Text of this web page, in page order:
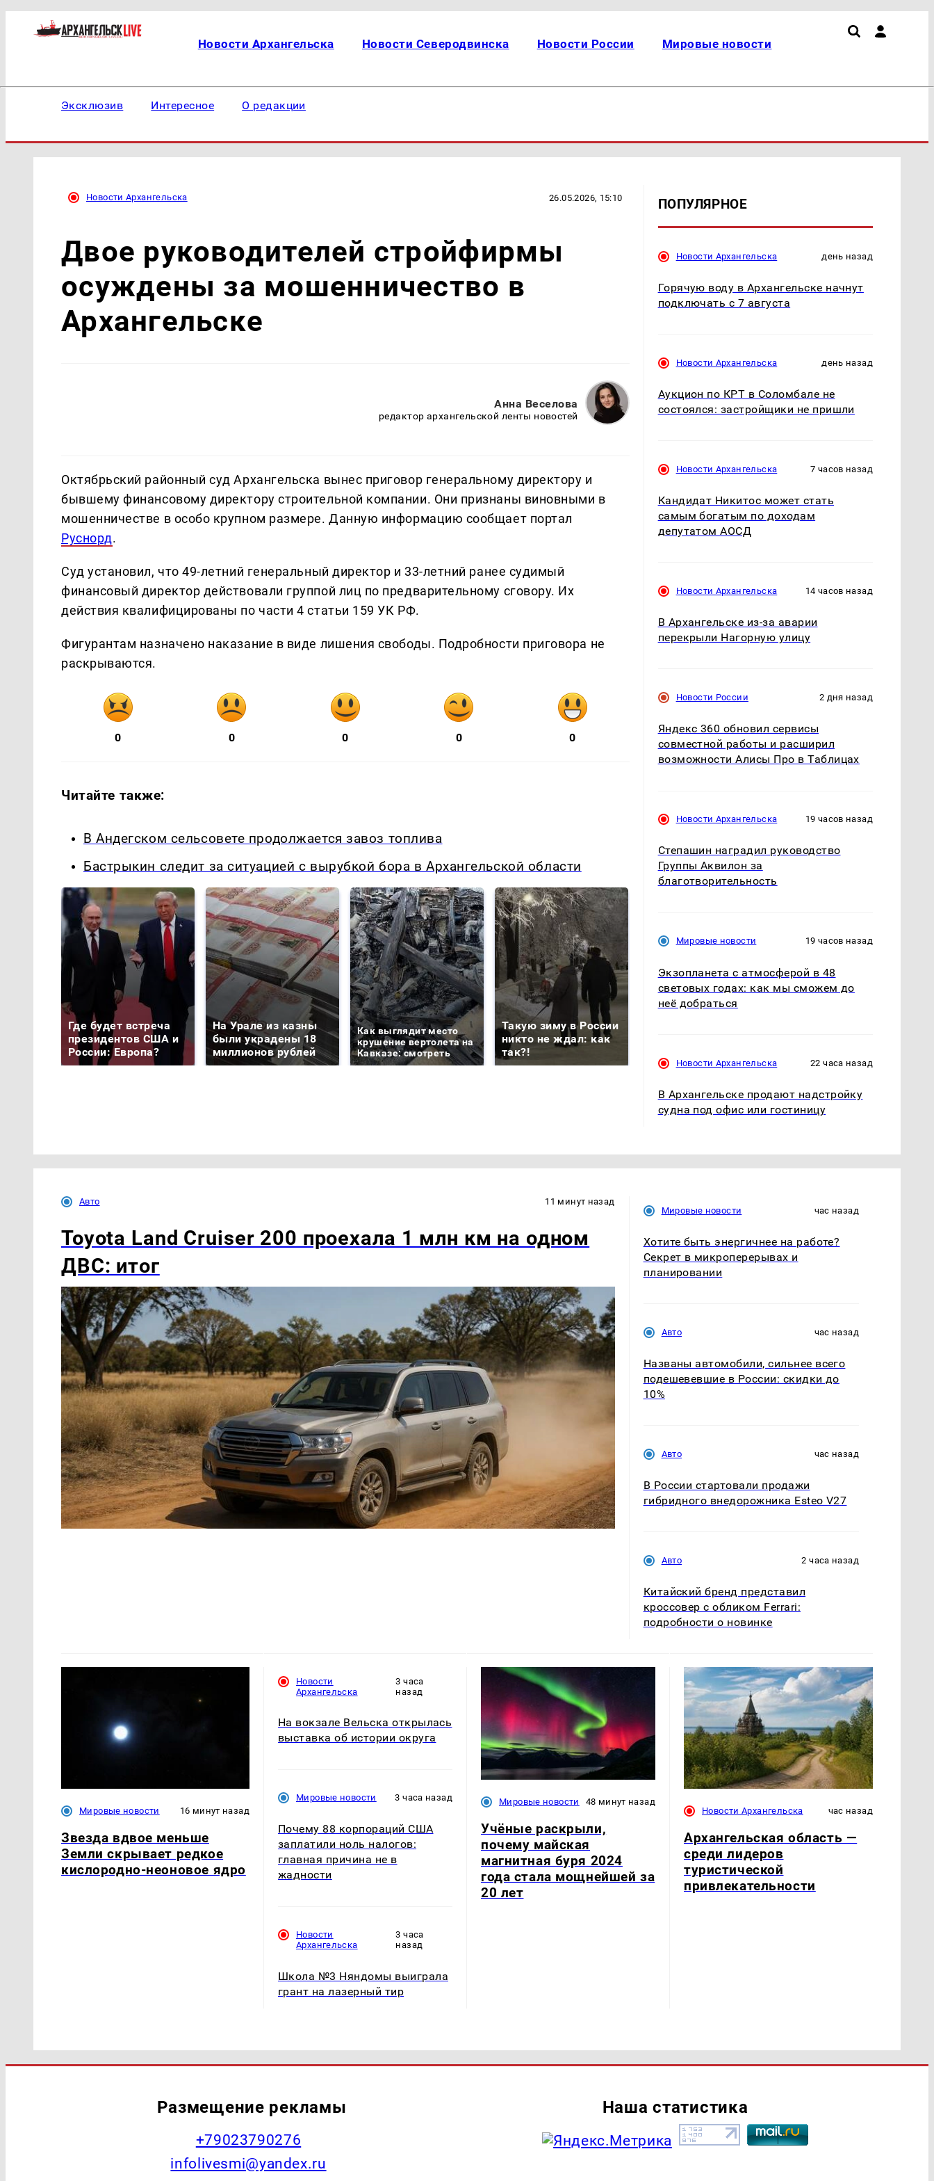
Новости Архангельска Новости Северодвинска Новости России Мировые новости
Эксклюзив Интересное О редакции
Новости Архангельска 26.05.2026, 15:10
Двое руководителей стройфирмы
осуждены за мошенничество в
Архангельске
Анна Веселова
редактор архангельской ленты новостей
Октябрьский районный суд Архангельска вынес приговор генеральному директору и
бывшему финансовому директору строительной компании. Они признаны виновными в
мошенничестве в особо крупном размере. Данную информацию сообщает портал
Руснорд.
Суд установил, что 49-летний генеральный директор и 33-летний ранее судимый
финансовый директор действовали группой лиц по предварительному сговору. Их
действия квалифицированы по части 4 статьи 159 УК РФ.
Фигурантам назначено наказание в виде лишения свободы. Подробности приговора не
раскрываются.
0 0 0 0 0
Читайте также:
В Андегском сельсовете продолжается завоз топлива
Бастрыкин следит за ситуацией с вырубкой бора в Архангельской области
Где будет встреча
президентов США и
России: Европа?
На Урале из казны
были украдены 18
миллионов рублей
Как выглядит место
крушение вертолета на
Кавказе: смотреть
Такую зиму в России
никто не ждал: как
так?!
ПОПУЛЯРНОЕ
Новости Архангельска день назад
Горячую воду в Архангельске начнут
подключать с 7 августа
Новости Архангельска день назад
Аукцион по КРТ в Соломбале не
состоялся: застройщики не пришли
Новости Архангельска 7 часов назад
Кандидат Никитос может стать
самым богатым по доходам
депутатом АОСД
Новости Архангельска 14 часов назад
В Архангельске из-за аварии
перекрыли Нагорную улицу
Новости России 2 дня назад
Яндекс 360 обновил сервисы
совместной работы и расширил
возможности Алисы Про в Таблицах
Новости Архангельска 19 часов назад
Степашин наградил руководство
Группы Аквилон за
благотворительность
Мировые новости 19 часов назад
Экзопланета с атмосферой в 48
световых годах: как мы сможем до
неё добраться
Новости Архангельска 22 часа назад
В Архангельске продают надстройку
судна под офис или гостиницу
Авто 11 минут назад
Toyota Land Cruiser 200 проехала 1 млн км на одном
ДВС: итог
Мировые новости час назад
Хотите быть энергичнее на работе?
Секрет в микроперерывах и
планировании
Авто час назад
Названы автомобили, сильнее всего
подешевевшие в России: скидки до
10%
Авто час назад
В России стартовали продажи
гибридного внедорожника Esteo V27
Авто 2 часа назад
Китайский бренд представил
кроссовер с обликом Ferrari:
подробности о новинке
Мировые новости 16 минут назад
Звезда вдвое меньше
Земли скрывает редкое
кислородно-неоновое ядро
Новости
Архангельска
3 часа
назад
На вокзале Вельска открылась
выставка об истории округа
Мировые новости 3 часа назад
Почему 88 корпораций США
заплатили ноль налогов:
главная причина не в
жадности
Новости
Архангельска
3 часа
назад
Школа №3 Няндомы выиграла
грант на лазерный тир
Мировые новости 48 минут назад
Учёные раскрыли,
почему майская
магнитная буря 2024
года стала мощнейшей за
20 лет
Новости Архангельска час назад
Архангельская область —
среди лидеров
туристической
привлекательности
Размещение рекламы
+79023790276
infolivesmi@yandex.ru
Наша статистика